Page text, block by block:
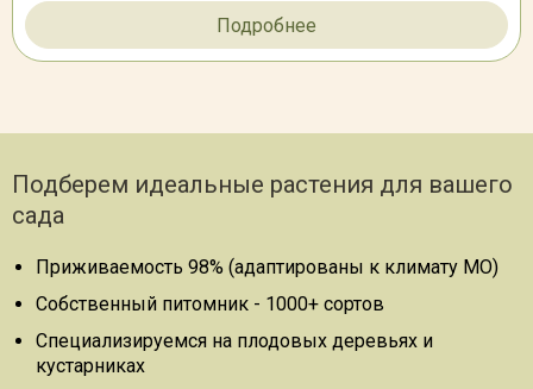
Подробнее
Подберем идеальные растения для вашего
сада
Приживаемость 98% (адаптированы к климату МО)
Собственный питомник - 1000+ сортов
Специализируемся на плодовых деревьях и
кустарниках